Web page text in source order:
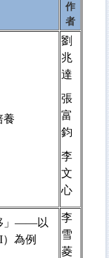
作
者
養
劉
兆
達
張
富
鈞
李
文
心
——以
）為例
李
雪
菱